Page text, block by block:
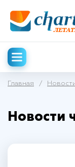
Главная /
Новости